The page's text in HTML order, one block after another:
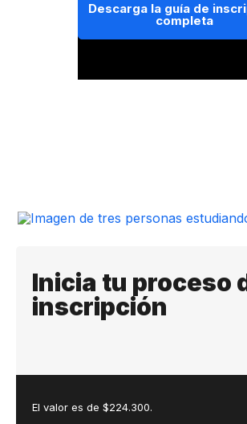
Descarga la guía de
completa
Inicia tu proceso
inscripción
El valor es de $224.300.